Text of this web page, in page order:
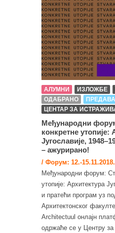
АЛУМНИ ИЗЛОЖБЕ
ОДАБРАНО
ЦЕНТАР ЗА
Међународни
конкретне утопије:
Југославије,
– ажурирано!
/ Форум: 12.-
Међународни форум:
утопије: Архитектура
и пратећи програм уз
Архитектонског
Architectuul онлајн
одржаће се у Центру за